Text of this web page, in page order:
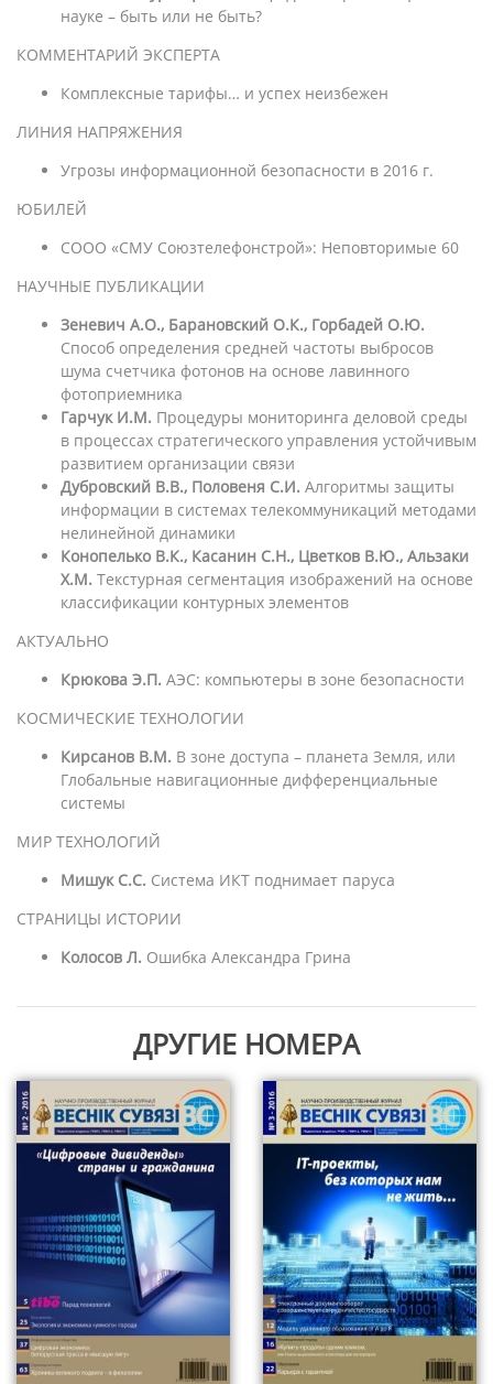
науке – быть или не быть?
КОММЕНТАРИЙ ЭКСПЕРТА
Комплексные тарифы… и успех неизбежен
ЛИНИЯ НАПРЯЖЕНИЯ
Угрозы информационной безопасности в 2016 г.
ЮБИЛЕЙ
СООО «СМУ Союзтелефонстрой»: Неповторимые 60
НАУЧНЫЕ ПУБЛИКАЦИИ
Зеневич А.О., Барановский О.К., Горбадей О.Ю.
Способ определения средней частоты выбросов
шума счетчика фотонов на основе лавинного
фотоприемника
Гарчук И.М. Процедуры мониторинга деловой среды
в процессах стратегического управления устойчивым
развитием организации связи
Дубровский В.В., Половеня С.И. Алгоритмы защиты
информации в системах телекоммуникаций методами
нелинейной динамики
Конопелько В.К., Касанин С.Н., Цветков В.Ю., Альзаки
Х.М. Текстурная сегментация изображений на основе
классификации контурных элементов
АКТУАЛЬНО
Крюкова Э.П. АЭС: компьютеры в зоне безопасности
КОСМИЧЕСКИЕ ТЕХНОЛОГИИ
Кирсанов В.М. В зоне доступа – планета Земля, или
Глобальные навигационные дифференциальные
системы
МИР ТЕХНОЛОГИЙ
Мишук С.С. Система ИКТ поднимает паруса
СТРАНИЦЫ ИСТОРИИ
Колосов Л. Ошибка Александра Грина
ДРУГИЕ НОМЕРА